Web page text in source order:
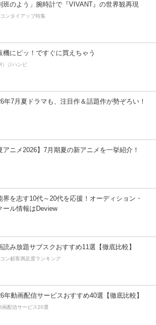
班のよう」腕時計で『VIVANT』の世界観再現
ンタイアップ特集
機にピッ！ですぐに買えちゃう
）ジハンピ
年7月夏ドラマも、注目作＆話題作が勢ぞろい！
アニメ2026】7月期夏の新アニメを一挙紹介！
界を志す10代～20代を応援！オーディション・
ール情報はDeview
読み放題サブスクおすすめ11選【徹底比較】
ン顧客満足度ランキング
年動画配信サービスおすすめ40選【徹底比較】
画配信サービス20選